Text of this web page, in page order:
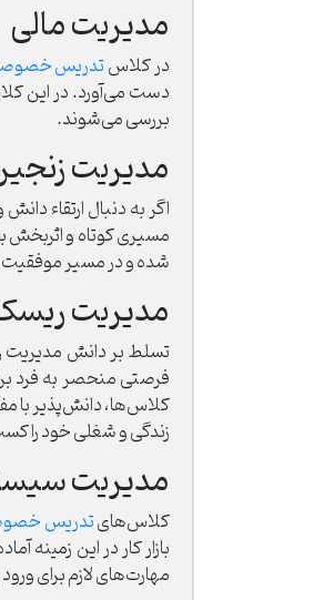
مدیریت مالی
در کلاستدریس
دست می‌آورد. در این
بررسی می‌شوند.
مدیریت
اگر به دنبال ارتقاء
مسیری کوتاه و اثربخش
شده و در مسیر موفقیت
مدیریت
تسلط بر دانش مدیریت
فرصتی منحصر به فرد
کلاس‌ها، دانش‌پذیر با
زندگی و شغلی خود را
مدیریت
کلاس‌هایتدریس
بازار کار در این
مهارت‌های لازم برای